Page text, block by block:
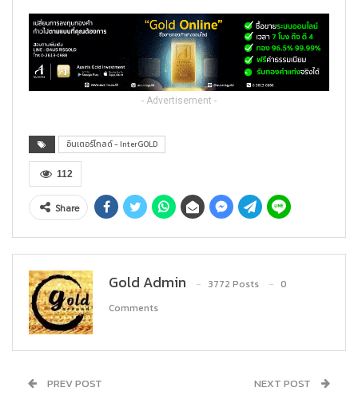
- Advertisement -
อินเตอร์โกลด์ - InterGOLD
112
Share
Gold Admin 3772 Posts
0
Comments
PREV POST NEXT POST